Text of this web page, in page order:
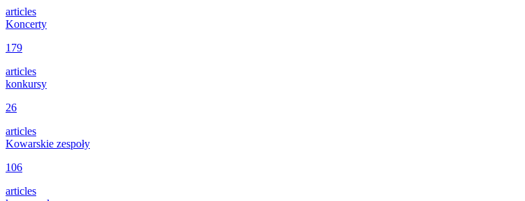
articles
Koncerty
179
articles
konkursy
26
articles
Kowarskie zespoły
106
articles